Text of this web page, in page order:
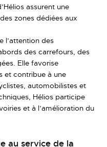
assurent une
zones dédiées aux
l’attention des
des carrefours, des
Elle favorise
et contribue à une
automobilistes et
Hélios participe
et à l’amélioration du
au service de la